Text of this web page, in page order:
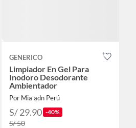
GENERICO
Limpiador En Gel Para
Inodoro Desodorante
Ambientador
Por Mia adn Perú
S/ 29.90 -40%
S/ 50